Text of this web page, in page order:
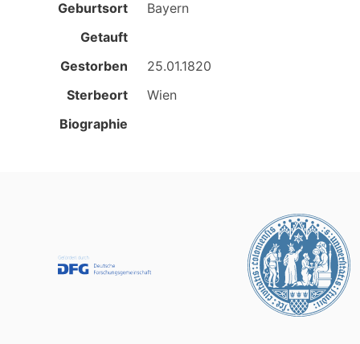
Geburtsort
Bayern
Getauft
Gestorben
25.01.1820
Sterbeort
Wien
Biographie